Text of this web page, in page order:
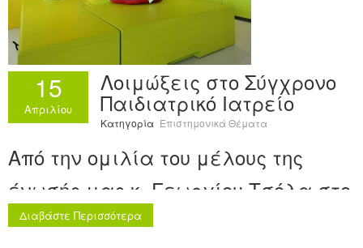
15
Απριλίου
Λοιμώξεις στο Σύγχρονο
Παιδιατρικό Ιατρείο
Κατηγορία Επιστημονικά Θέματα
Από την ομιλία του μέλους της
ένωσής μας κ. Γεωργίου Τσόλα στο
9ο Συνέδριο Παιδιατρικής της
Διαβάστε Περισσότερα